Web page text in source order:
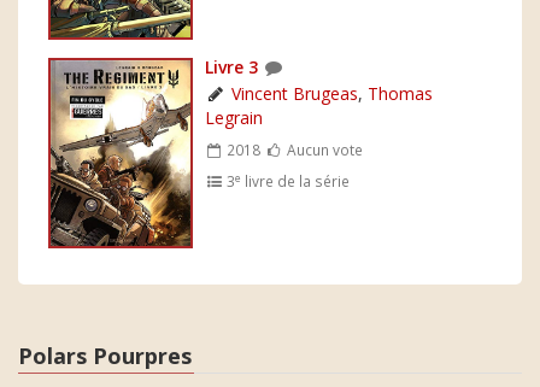
Livre 3
Vincent Brugeas, Thomas
Legrain
2018
Aucun vote
3e livre de la série
Polars Pourpres